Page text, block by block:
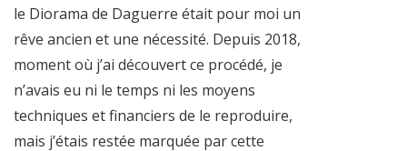
le Diorama de Daguerre était pour moi un
rêve ancien et une nécessité. Depuis 2018,
moment où j’ai découvert ce procédé, je
n’avais eu ni le temps ni les moyens
techniques et financiers de le reproduire,
mais j’étais restée marquée par cette